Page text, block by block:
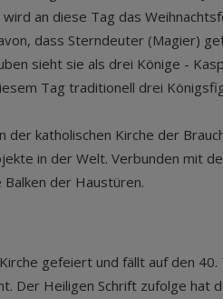
an diese Tag das
dass Sterndeuter (Magier)
sieht sie als drei Könige -
Tag traditionell drei
der katholischen Kirche der
in der Welt. Verbunden mit
der Haustüren.
gefeiert und fällt auf den
Der Heiligen Schrift zufolge hat